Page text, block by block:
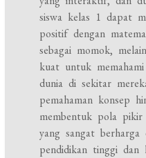
siswa kelas 1 dapat
positif dengan
sebagai momok,
kuat untuk
dunia di sekitar
pemahaman konsep
membentuk pola
yang sangat berharga
pendidikan tinggi dan